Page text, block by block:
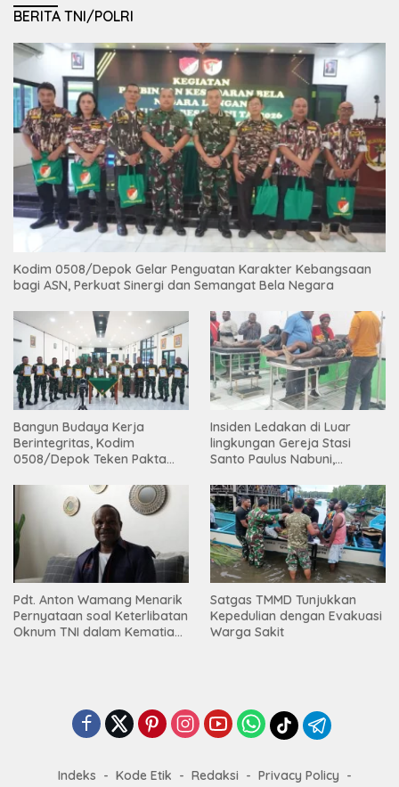
BERITA TNI/POLRI
Kodim 0508/Depok Gelar Penguatan Karakter Kebangsaan
bagi ASN, Perkuat Sinergi dan Semangat Bela Negara
Bangun Budaya Kerja
Berintegritas, Kodim
0508/Depok Teken Pakta
Insiden Ledakan di Luar
lingkungan Gereja Stasi
Santo Paulus Nabuni,
Pdt. Anton Wamang Menarik
Pernyataan soal Keterlibatan
Oknum TNI dalam Kematian
Satgas TMMD Tunjukkan
Kepedulian dengan Evakuasi
Warga Sakit
Indeks Kode Etik Redaksi Privacy Policy